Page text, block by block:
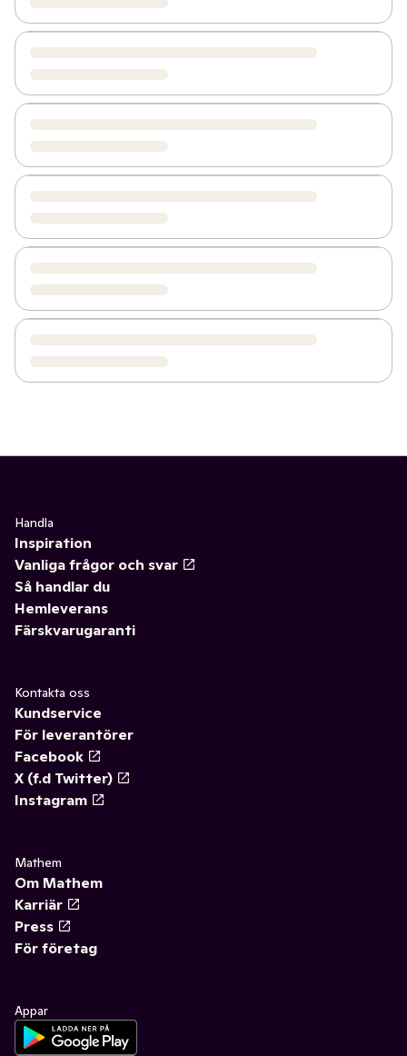
Handla
Inspiration
Vanliga frågor och svar
Så handlar du
Hemleverans
Färskvarugaranti
Kontakta oss
Kundservice
För leverantörer
Facebook
X (f.d Twitter)
Instagram
Mathem
Om Mathem
Karriär
Press
För företag
Appar